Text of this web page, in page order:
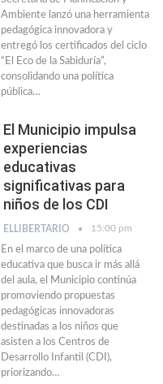
Ambiente lanzó una herramienta
pedagógica innovadora y
entregó los certificados del ciclo
“El Eco de la Sabiduría”,
consolidando una política
pública…
El Municipio impulsa
experiencias
educativas
significativas para
niños de los CDI
ELLIBERTARIO 15:00 pm
En el marco de una política
educativa que busca ir más allá
del aula, el Municipio continúa
promoviendo propuestas
pedagógicas innovadoras
destinadas a los niños que
asisten a los Centros de
Desarrollo Infantil (CDI),
priorizando…